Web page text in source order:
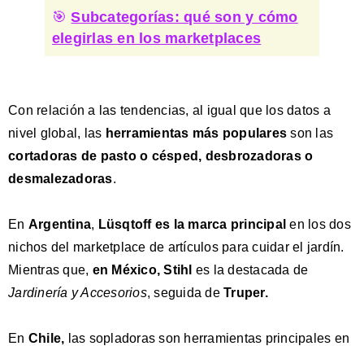
🎯Subcategorías: qué son y cómo
elegirlas en los marketplaces
Con relación a las tendencias, al igual que los datos a
nivel global, las herramientas más populares son las
cortadoras de pasto o césped, desbrozadoras o
desmalezadoras.
En Argentina, Lüsqtoff es la marca principalen los dos
nichos del marketplace de artículos para cuidar el jardín.
Mientras que, en México, Stihl es la destacada de
Jardinería y Accesorios, seguida de Truper.
En Chile, las sopladoras son herramientas principales en